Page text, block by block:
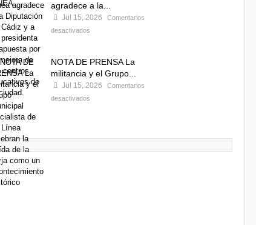
agradece a la...
Jul 15, 2026
Comentarios
desactivados
NOTA DE PRENSA La
militancia y el Grupo...
Jul 15, 2026
Comentarios
desactivados